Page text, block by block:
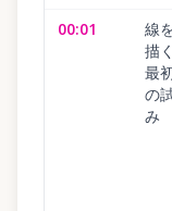
00:01
線
描く
最
の
み